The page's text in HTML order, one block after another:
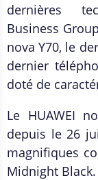
dernières
Business
nova Y70, le
dernier
doté de
Le HUAWEI
depuis le 26
magnifiques
Midnight Black.